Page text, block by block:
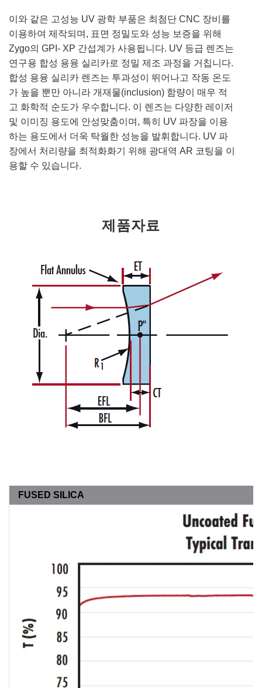
이와 같은 고성능 UV 광학 부품은 최첨단 CNC 장비를
이용하여 제작되며, 표면 정밀도와 성능 보증을 위해
Zygo의 GPI- XP 간섭계가 사용됩니다. UV 등급 렌즈는
연구용 합성 용융 실리카로 정밀 제조 과정을 거칩니다.
합성 용융 실리카 렌즈는 투과성이 뛰어나고 작동 온도
가 높을 뿐만 아니라 개재물(inclusion) 함량이 매우 적
고 화학적 순도가 우수합니다. 이 렌즈는 다양한 레이저
및 이미징 용도에 안성맞춤이며, 특히 UV 파장을 이용
하는 용도에서 더욱 탁월한 성능을 발휘합니다. UV 파
장에서 처리량을 최적화화기 위해 광대역 AR 코팅을 이
용할 수 있습니다.
제품자료
FUSED SILICA